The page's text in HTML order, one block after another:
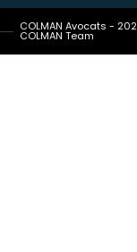
COLMAN Avocats -
COLMAN Team